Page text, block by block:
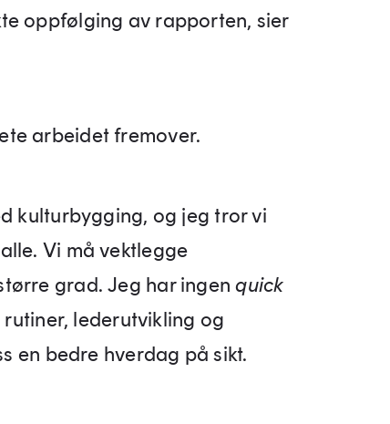
oppfølging av rapporten, sier
arbeidet fremover.
kulturbygging, og jeg tror vi
Vi må vektlegge
grad. Jeg har ingenquick
lederutvikling og
en bedre hverdag på sikt.